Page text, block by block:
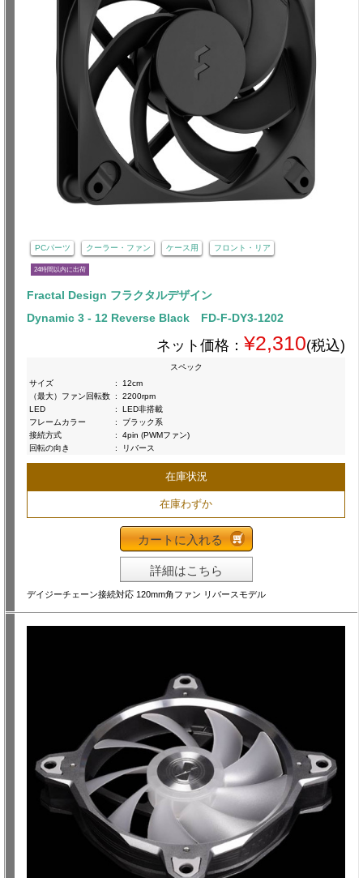
PCパーツ クーラー・ファン ケース用 フロント・リア
24時間以内に出荷
Fractal Design フラクタルデザイン
Dynamic 3 - 12 Reverse Black FD-F-DY3-1202
ネット価格： ¥2,310(税込)
スペック
サイズ
:
12cm
（最大）ファン回転数 :
2200rpm
LED
:
LED非搭載
フレームカラー
:
ブラック系
接続方式
:
4pin (PWMファン)
回転の向き
: リバース
在庫状況
在庫わずか
カートに入れる
詳細はこちら
デイジーチェーン接続対応 120mm角ファン リバースモデル